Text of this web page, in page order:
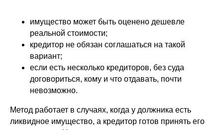
имущество может быть оценено дешевле
реальной стоимости;
кредитор не обязан соглашаться на такой
вариант;
если есть несколько кредиторов, без суда
договориться, кому и что отдавать, почти
невозможно.
Метод работает в случаях, когда у должника есть
ликвидное имущество, а кредитор готов принять его